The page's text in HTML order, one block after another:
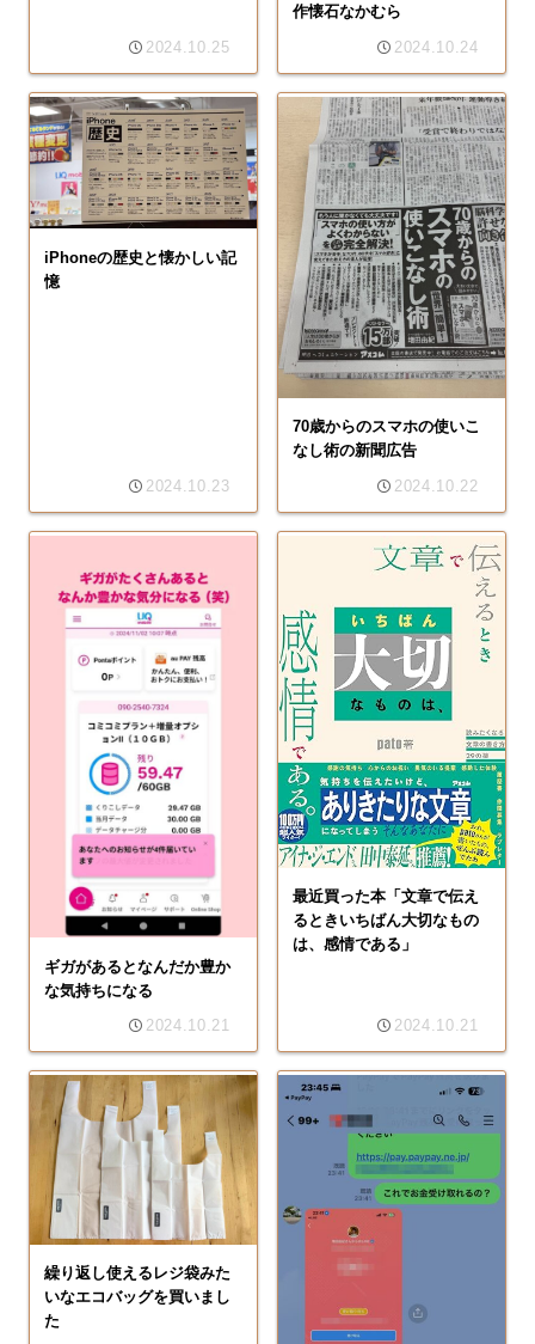
2024.10.25
作懐石なかむら
2024.10.24
iPhoneの歴史と懐かしい記
憶
2024.10.23
70歳からのスマホの使いこ
なし術の新聞広告
2024.10.22
ギガがあるとなんだか豊か
な気持ちになる
2024.10.21
最近買った本「文章で伝え
るときいちばん大切なもの
は、感情である」
2024.10.21
繰り返し使えるレジ袋みた
いなエコバッグを買いまし
た